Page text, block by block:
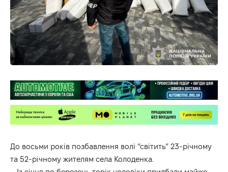
До восьми років позбавлення волі “світить” 23-річному
та 52-річному жителям села Колоденка.